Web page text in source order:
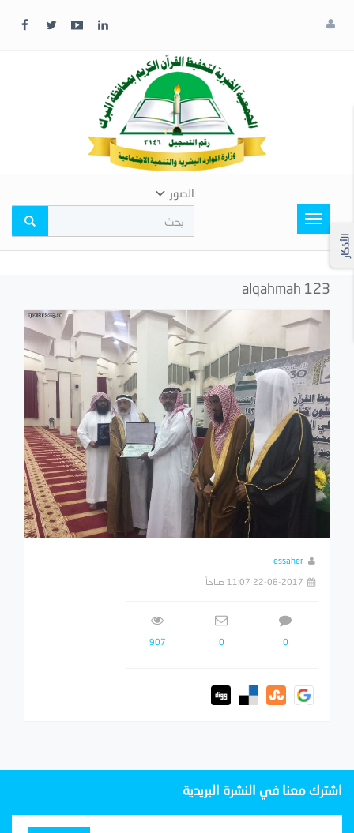
Toggle
navigation
الصور
الأذكار
alqahmah 123
essaher
22-08-2017 11:07 صباحاً
0
0
907
اشترك معنا في النشرة البريدية